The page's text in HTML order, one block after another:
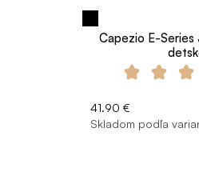
Capezio E-
41.90 €
Skladom podľa